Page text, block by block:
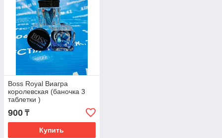
Boss Royal Виагра
королевская (баночка 3
таблетки )
900 ₸
Купить